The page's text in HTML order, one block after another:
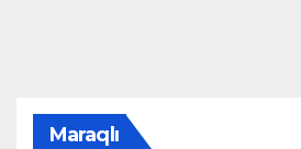
Maraqlı